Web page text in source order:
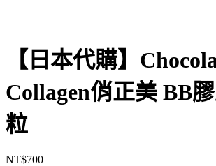
【日本代購】
Collagen俏正美 BB
粒
NT$700